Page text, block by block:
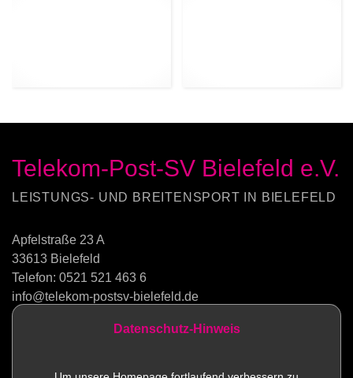
Telekom-Post-SV Bielefeld e.V.
LEISTUNGS- UND BREITENSPORT IN BIELEFELD
Apfelstraße 23 A
33613 Bielefeld
Telefon: 0521 521 463 6
info@telekom-postsv-bielefeld.de
Datenschutz-Hinweis